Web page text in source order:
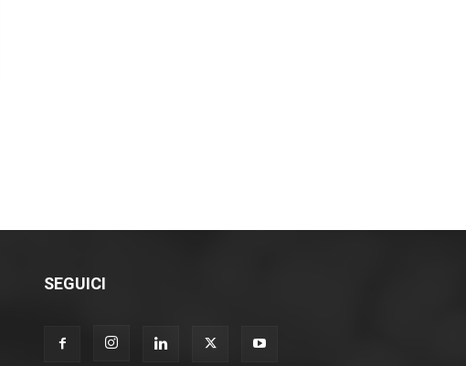
SEGUICI